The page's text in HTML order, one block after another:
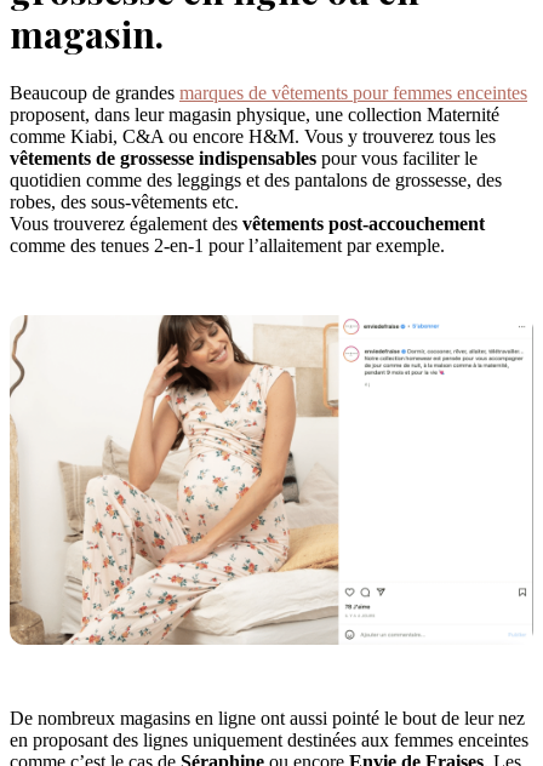
magasin.
Beaucoup de grandes marques de vêtements pour femmes enceintes
proposent, dans leur magasin physique, une collection Maternité
comme Kiabi, C&A ou encore H&M. Vous y trouverez tous les
vêtements de grossesse indispensables pour vous faciliter le
quotidien comme des leggings et des pantalons de grossesse, des
robes, des sous-vêtements etc.
Vous trouverez également des vêtements post-accouchement
comme des tenues 2-en-1 pour l’allaitement par exemple.
De nombreux magasins en ligne ont aussi pointé le bout de leur nez
en proposant des lignes uniquement destinées aux femmes enceintes
comme c’est le cas de Séraphine ou encore Envie de Fraises. Les